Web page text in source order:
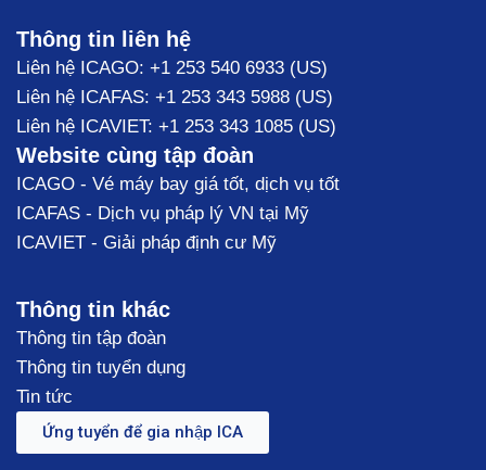
Thông tin liên hệ
Liên hệ ICAGO: +1 253 540 6933 (US)
Liên hệ ICAFAS: +1 253 343 5988 (US)
Liên hệ ICAVIET: +1 253 343 1085 (US)
Website cùng tập đoàn
ICAGO - Vé máy bay giá tốt, dịch vụ tốt
ICAFAS - Dịch vụ pháp lý VN tại Mỹ
ICAVIET - Giải pháp định cư Mỹ
Thông tin khác
Thông tin tập đoàn
Thông tin tuyển dụng
Tin tức
Ứng tuyển để gia nhập ICA